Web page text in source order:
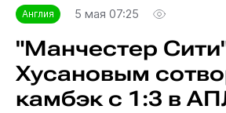
Англия 5 мая 07:25
"Манчестер
Хусановым
камбэк с 1:3 в